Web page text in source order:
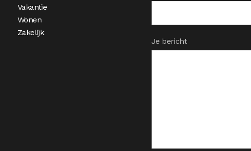
Vakantie
Wonen
Zakelijk
Je bericht